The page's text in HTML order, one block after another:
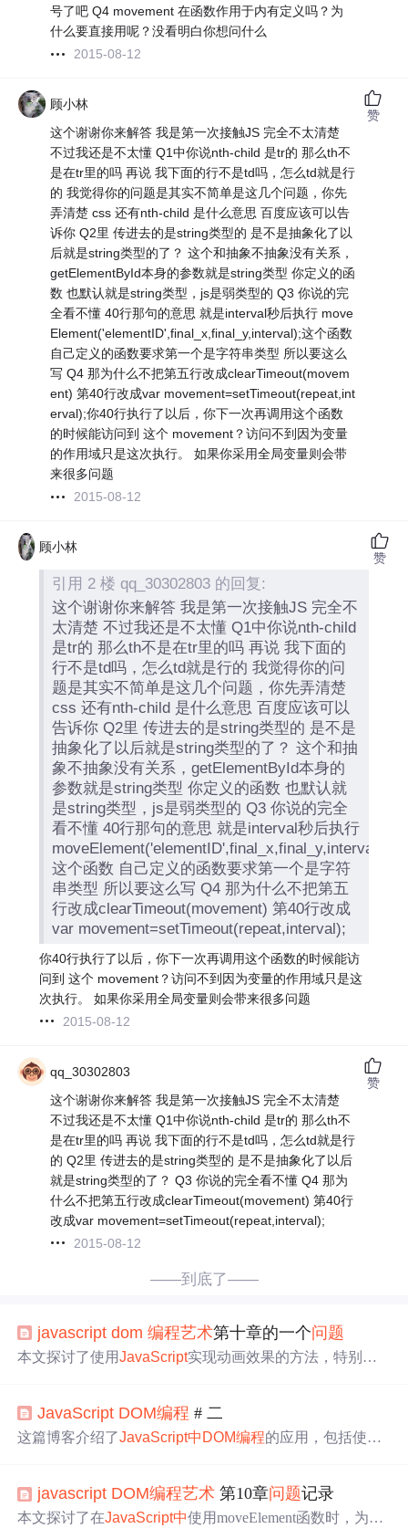
号了吧 Q4 movement 在函数作用于内有定义吗？为
什么要直接用呢？没看明白你想问什么
2015-08-12
顾小林
这个谢谢你来解答 我是第一次接触JS 完全不太清楚
不过我还是不太懂 Q1中你说nth-child 是tr的 那么th不
是在tr里的吗 再说 我下面的行不是td吗，怎么td就是行
的 我觉得你的问题是其实不简单是这几个问题，你先
弄清楚 css 还有nth-child 是什么意思 百度应该可以告
诉你 Q2里 传进去的是string类型的 是不是抽象化了以
后就是string类型的了？ 这个和抽象不抽象没有关系，
getElementById本身的参数就是string类型 你定义的函
数 也默认就是string类型，js是弱类型的 Q3 你说的完
全看不懂 40行那句的意思 就是interval秒后执行 move
Element('elementID',final_x,final_y,interval);这个函数
自己定义的函数要求第一个是字符串类型 所以要这么
写 Q4 那为什么不把第五行改成clearTimeout(movem
ent) 第40行改成var movement=setTimeout(repeat,int
erval);你40行执行了以后，你下一次再调用这个函数
的时候能访问到 这个 movement？访问不到因为变量
的作用域只是这次执行。 如果你采用全局变量则会带
来很多问题
2015-08-12
赞
顾小林
引用 2 楼 qq_30302803 的回复:
这个谢谢你来解答 我是第一次接触JS 完全不
太清楚 不过我还是不太懂 Q1中你说nth-child
是tr的 那么th不是在tr里的吗 再说 我下面的
行不是td吗，怎么td就是行的 我觉得你的问
题是其实不简单是这几个问题，你先弄清楚
css 还有nth-child 是什么意思 百度应该可以
告诉你 Q2里 传进去的是string类型的 是不是
抽象化了以后就是string类型的了？ 这个和抽
象不抽象没有关系，getElementById本身的
参数就是string类型 你定义的函数 也默认就
是string类型，js是弱类型的 Q3 你说的完全
看不懂 40行那句的意思 就是interval秒后执行
moveElement('elementID',final_x,final_y,interval);
这个函数 自己定义的函数要求第一个是字符
串类型 所以要这么写 Q4 那为什么不把第五
行改成clearTimeout(movement) 第40行改成
var movement=setTimeout(repeat,interval);
你40行执行了以后，你下一次再调用这个函数的时候能访
问到 这个 movement？访问不到因为变量的作用域只是这
次执行。 如果你采用全局变量则会带来很多问题
2015-08-12
赞
qq_30302803
这个谢谢你来解答 我是第一次接触JS 完全不太清楚
不过我还是不太懂 Q1中你说nth-child 是tr的 那么th不
是在tr里的吗 再说 我下面的行不是td吗，怎么td就是行
的 Q2里 传进去的是string类型的 是不是抽象化了以后
就是string类型的了？ Q3 你说的完全看不懂 Q4 那为
什么不把第五行改成clearTimeout(movement) 第40行
改成var movement=setTimeout(repeat,interval);
2015-08-12
赞
——到底了——
javascript dom 编程艺术第十章的一个问题
本文探讨了使用JavaScript实现动画效果的方法，特别关
JavaScript DOM编程 # 二
这篇博客介绍了JavaScript中 DOM编程的应用，包括使用s
Abbr标签在IE浏览器中的兼容性问题，并指出在支持IE时
需要额外的处理措施，参考了《JavaScript DOM编程艺术
javascript DOM编程艺术 第10章问题记录
本文探讨了在JavaScript中使用moveElement函数时，为何